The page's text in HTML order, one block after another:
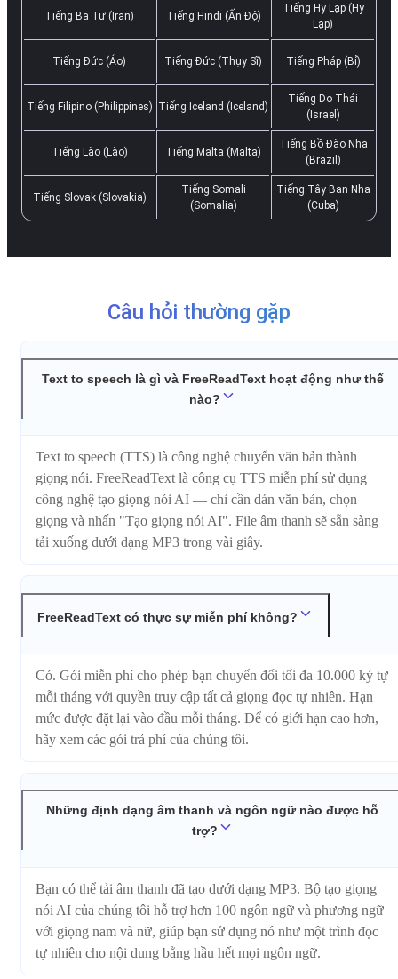
Tiếng Ba Tư (Iran) Tiếng Hindi (Ấn Độ)
Tiếng Hy Lạp (Hy
Lạp)
Tiếng Đức (Áo) Tiếng Đức (Thụy Sĩ) Tiếng Pháp (Bỉ)
Tiếng Filipino (Philippines) Tiếng Iceland (Iceland)
Tiếng Do Thái
(Israel)
Tiếng Lào (Lào) Tiếng Malta (Malta)
Tiếng Bồ Đào Nha
(Brazil)
Tiếng Slovak (Slovakia)
Tiếng Somali
(Somalia)
Tiếng Tây Ban Nha
(Cuba)
Câu hỏi thường gặp
Text to speech là gì và FreeReadText hoạt động như thế
nào?
Text to speech (TTS) là công nghệ chuyển văn bản thành
giọng nói. FreeReadText là công cụ TTS miễn phí sử dụng
công nghệ tạo giọng nói AI — chỉ cần dán văn bản, chọn
giọng và nhấn "Tạo giọng nói AI". File âm thanh sẽ sẵn sàng
tải xuống dưới dạng MP3 trong vài giây.
FreeReadText có thực sự miễn phí không?
Có. Gói miễn phí cho phép bạn chuyển đổi tối đa 10.000 ký tự
mỗi tháng với quyền truy cập tất cả giọng đọc tự nhiên. Hạn
mức được đặt lại vào đầu mỗi tháng. Để có giới hạn cao hơn,
hãy xem các gói trả phí của chúng tôi.
Những định dạng âm thanh và ngôn ngữ nào được hỗ
trợ?
Bạn có thể tải âm thanh đã tạo dưới dạng MP3. Bộ tạo giọng
nói AI của chúng tôi hỗ trợ hơn 100 ngôn ngữ và phương ngữ
với giọng nam và nữ, giúp bạn sử dụng nó như một trình đọc
tự nhiên cho nội dung bằng hầu hết mọi ngôn ngữ.